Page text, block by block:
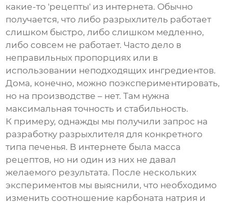
какие-то 'рецепты' из интернета. Обычно
получается, что либо разрыхлитель работает
слишком быстро, либо слишком медленно,
либо совсем не работает. Часто дело в
неправильных пропорциях или в
использовании неподходящих ингредиентов.
Дома, конечно, можно поэкспериментировать,
но на производстве – нет. Там нужна
максимальная точность и стабильность.
К примеру, однажды мы получили запрос на
разработку разрыхлителя для конкретного
типа печенья. В интернете была масса
рецептов, но ни один из них не давал
желаемого результата. После нескольких
экспериментов мы выяснили, что необходимо
изменить соотношение карбоната натрия и